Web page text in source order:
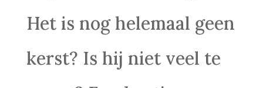
Het is nog helemaal geen
kerst? Is hij niet veel te